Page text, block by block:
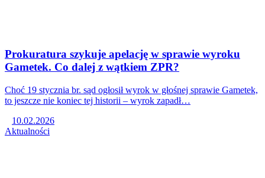
Prokuratura szykuje apelację w sprawie wyroku
Gametek. Co dalej z wątkiem ZPR?
Choć 19 stycznia br. sąd ogłosił wyrok w głośnej sprawie Gametek,
to jeszcze nie koniec tej historii – wyrok zapadł…
10.02.2026
Aktualności